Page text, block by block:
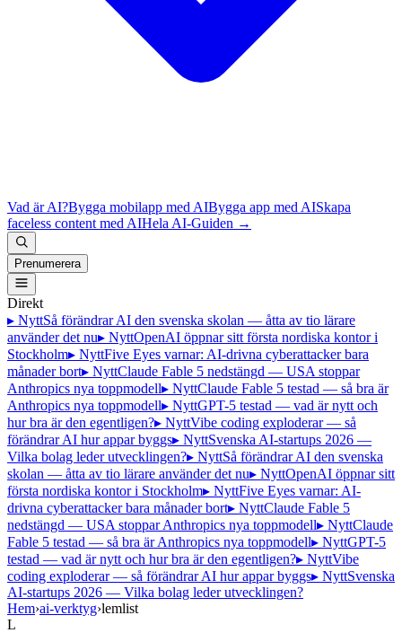
Vad är AI?Bygga mobilapp med AIBygga app med AISkapa
faceless content med AIHela AI-Guiden →
Prenumerera
Direkt
▸ NyttSå förändrar AI den svenska skolan — åtta av tio lärare
använder det nu▸ NyttOpenAI öppnar sitt första nordiska kontor i
Stockholm▸ NyttFive Eyes varnar: AI-drivna cyberattacker bara
månader bort▸ NyttClaude Fable 5 nedstängd — USA stoppar
Anthropics nya toppmodell▸ NyttClaude Fable 5 testad — så bra är
Anthropics nya toppmodell▸ NyttGPT-5 testad — vad är nytt och
hur bra är den egentligen?▸ NyttVibe coding exploderar — så
förändrar AI hur appar byggs▸ NyttSvenska AI-startups 2026 —
Vilka bolag leder utvecklingen?▸ NyttSå förändrar AI den svenska
skolan — åtta av tio lärare använder det nu▸ NyttOpenAI öppnar sitt
första nordiska kontor i Stockholm▸ NyttFive Eyes varnar: AI-
drivna cyberattacker bara månader bort▸ NyttClaude Fable 5
nedstängd — USA stoppar Anthropics nya toppmodell▸ NyttClaude
Fable 5 testad — så bra är Anthropics nya toppmodell▸ NyttGPT-5
testad — vad är nytt och hur bra är den egentligen?▸ NyttVibe
coding exploderar — så förändrar AI hur appar byggs▸ NyttSvenska
AI-startups 2026 — Vilka bolag leder utvecklingen?
Hem›ai-verktyg›lemlist
L